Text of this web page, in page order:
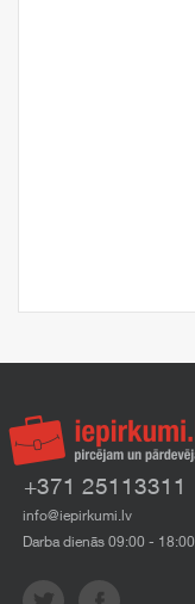
+371 25113311
info@iepirkumi.lv
Darba dienās 09:00 - 18:00